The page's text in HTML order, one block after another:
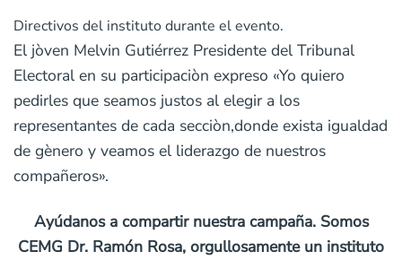
Directivos del instituto durante el evento.
El jòven Melvin Gutiérrez Presidente del Tribunal
Electoral en su participaciòn expreso «Yo quiero
pedirles que seamos justos al elegir a los
representantes de cada secciòn,donde exista igualdad
de gènero y veamos el liderazgo de nuestros
compañeros».
Ayúdanos a compartir nuestra campaña. Somos
CEMG Dr. Ramón Rosa, orgullosamente un instituto